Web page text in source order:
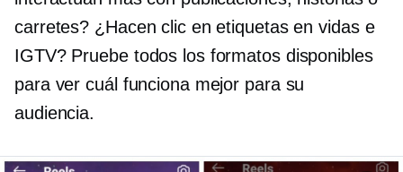
carretes? ¿Hacen clic en etiquetas en vidas e
IGTV? Pruebe todos los formatos disponibles
para ver cuál funciona mejor para su
audiencia.